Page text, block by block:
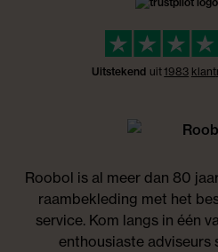
Roobol is al meer dan 80
raambekleding met het
service. Kom langs in één
enthousiaste adviseurs
Uitstekend uit 1983 klant